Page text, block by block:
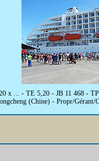
x ... - TE 5,20 - JB 11 468 -
(Chine) - Propr/